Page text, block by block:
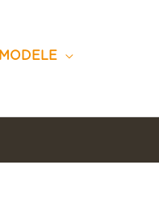
MODELE